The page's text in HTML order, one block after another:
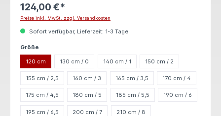
124,00 €*
Preise inkl. MwSt. zzgl. Versandkosten
Sofort verfügbar, Lieferzeit: 1-3 Tage
Größe
120 cm 130 cm / 0 140 cm / 1 150 cm / 2
155 cm / 2,5 160 cm / 3 165 cm / 3,5 170 cm / 4
175 cm / 4,5 180 cm / 5 185 cm / 5,5 190 cm / 6
195 cm / 6,5 200 cm / 7 210 cm / 8